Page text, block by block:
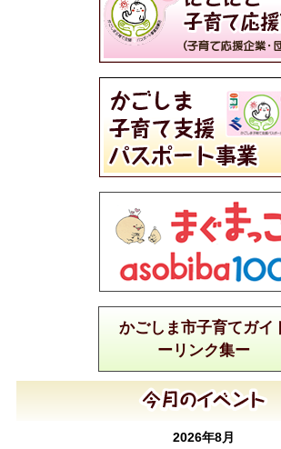
かごしま市子育てガイ
ーリンク集ー
2026年8月